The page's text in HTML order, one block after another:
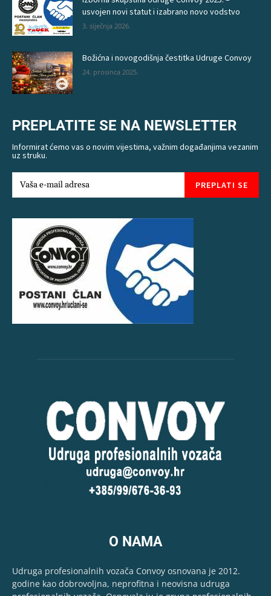
usvojen novi statut i izabrano novo vodstvo
3. siječnja 2026.
Božićna i novogodišnja čestitka Udruge Convoy
24. prosinca 2025.
PREPLATITE SE NA NEWSLETTER
Informirat ćemo vas o novim vijestima, važnim događanjima vezanim
uz struku.
PREPLATI SE
O NAMA
Udruga profesionalnih vozača Convoy osnovana je 2012.
godine kao dobrovoljna, neprofitna i neovisna udruga